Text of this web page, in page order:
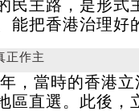
民主路，是形式
能把香港治理好
正作主
，當時的香港
區直選。此後，